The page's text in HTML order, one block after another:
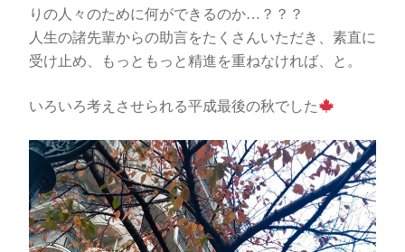
りの人々のために何ができるのか…？？？
人生の諸先輩からの助言をたくさんいただき、素直に
受け止め、もっともっと精進を重ねなければ、と。
いろいろ考えさせられる平成最後の秋でした